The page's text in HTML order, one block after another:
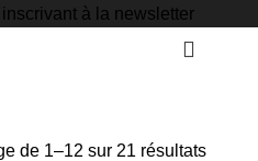
à la newsletter
de 1–12 sur 21 résultats